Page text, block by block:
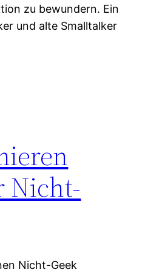
zu bewundern. Ein
und alte Smalltalker
Nicht-
Nicht-Geek